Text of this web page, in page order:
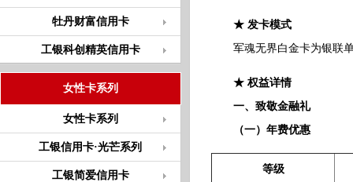
牡丹财富信用卡
工银科创精英信用卡
女性卡系列
女性卡系列
工银信用卡·光芒系列
工银简爱信用卡
★ 发卡模式
军魂无界白金卡为银联单
★ 权益详情
一、致敬金融礼
（一）年费优惠
等级